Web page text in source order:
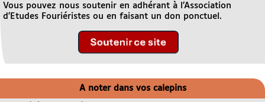
Vous pouvez nous soutenir en adhérant à l’Association
d’Etudes Fouriéristes ou en faisant un don ponctuel.
A noter dans vos calepins